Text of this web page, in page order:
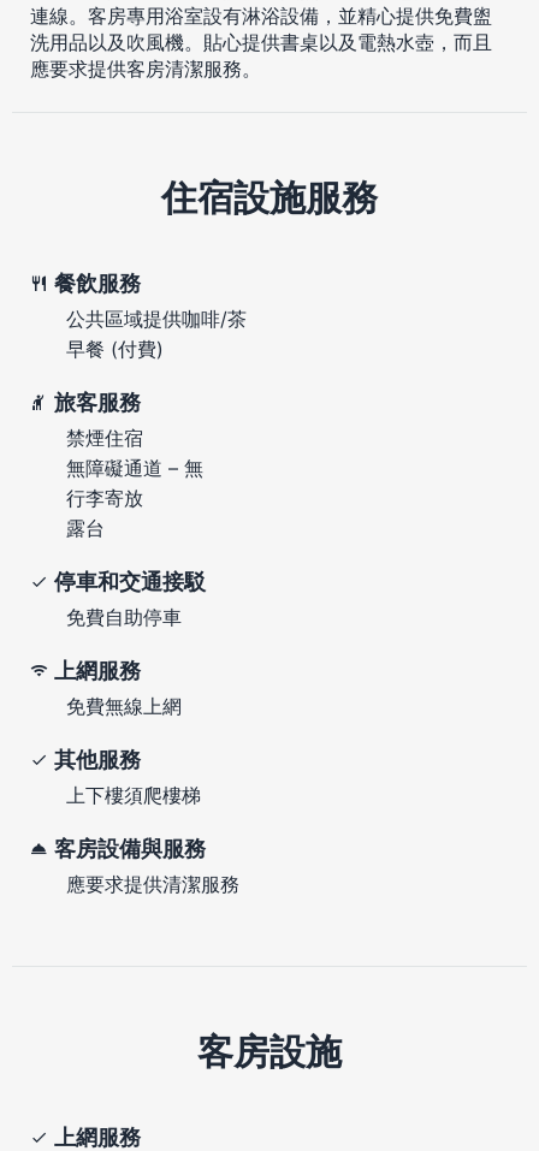
連線。客房專用浴室設有淋浴設備，並精心提供免費盥
洗用品以及吹風機。貼心提供書桌以及電熱水壺，而且
應要求提供客房清潔服務。
住宿設施服務
餐飲服務
公共區域提供咖啡/茶
早餐 (付費)
旅客服務
禁煙住宿
無障礙通道 – 無
行李寄放
露台
停車和交通接駁
免費自助停車
上網服務
免費無線上網
其他服務
上下樓須爬樓梯
客房設備與服務
應要求提供清潔服務
客房設施
上網服務